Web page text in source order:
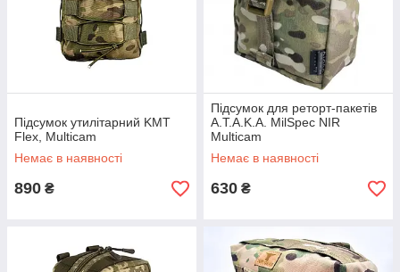
Підсумок утилітарний KMT
Flex, Multicam
Немає в наявності
890 ₴
Підсумок для реторт-пакетів
A.T.A.K.A. MilSpec NIR
Multicam
Немає в наявності
630 ₴